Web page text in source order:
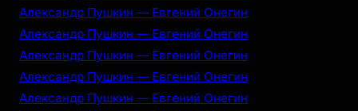
Александр Пушкин — Евгений Онегин
Александр Пушкин — Евгений Онегин
Александр Пушкин — Евгений Онегин
Александр Пушкин — Евгений Онегин
Александр Пушкин — Евгений Онегин